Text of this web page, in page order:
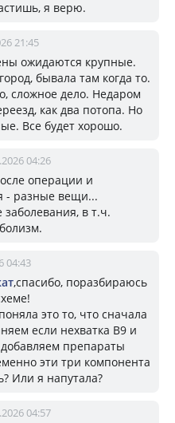
я верю.
21:45
ожидаются крупные.
бывала там когда то.
сложное дело. Недаром
как два потопа. Но
Все будет хорошо.
04:26
операции и
- разные вещи...
в т.ч.
04:43
,спасибо, поразбираюсь
это то, что сначала
если нехватка В9 и
препараты
эти три компонента
Или я напутала?
04:57